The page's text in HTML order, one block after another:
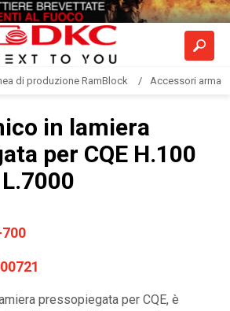
di produzione RamBlock Accessori armadi
in lamiera
per CQE H.100
700
pressopiegata per CQE, è